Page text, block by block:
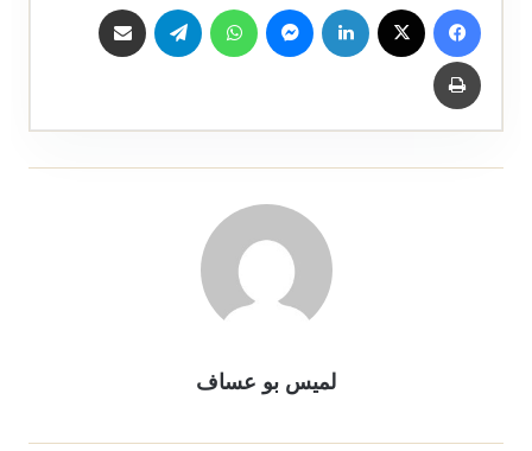
فيسبوك لينكدإن ماسنجر واتساب تيلقرام
طباعة
لميس بو عساف